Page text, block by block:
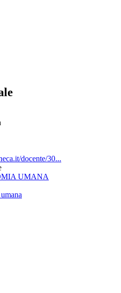
docente/30...
UMANA